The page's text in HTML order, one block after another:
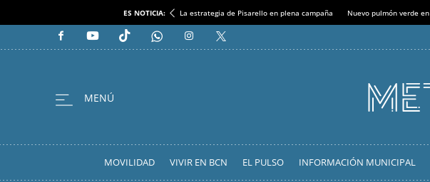
ES NOTICIA: La estrategia de Pisarello en plena campaña Nuevo pulmón verde
MOVILIDAD VIVIR EN BCN EL PULSO INFORMACIÓN MUNICIPAL